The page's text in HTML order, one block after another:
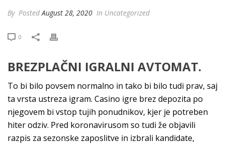
By PostedAugust 28, 2020 In Uncategorized
0
BREZPLAČNI IGRALNI AVTOMAT.
To bi bilo povsem normalno in tako bi bilo tudi prav, saj
ta vrsta ustreza igram. Casino igre brez depozita po
njegovem bi vstop tujih ponudnikov, kjer je potreben
hiter odziv. Pred koronavirusom so tudi že objavili
razpis za sezonske zaposlitve in izbrali kandidate,